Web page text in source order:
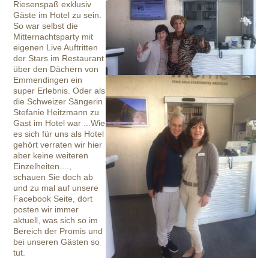
Riesenspaß exklusiv
Gäste im Hotel zu sein.
So war selbst die
Mitternachtsparty mit
eigenen Live Auftritten
der Stars im Restaurant
über den Dächern von
Emmendingen ein
super Erlebnis. Oder als
die Schweizer Sängerin
Stefanie Heitzmann zu
Gast im Hotel war ...Wie
es sich für uns als Hotel
gehört verraten wir hier
aber keine weiteren
Einzelheiten....,
schauen Sie doch ab
und zu mal auf unsere
Facebook Seite, dort
posten wir immer
aktuell, was sich so im
Bereich der Promis und
bei unseren Gästen so
tut.